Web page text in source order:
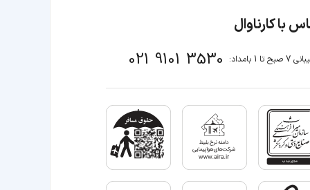
با کارناوال
تا 1 بامداد: 021 9101 3530